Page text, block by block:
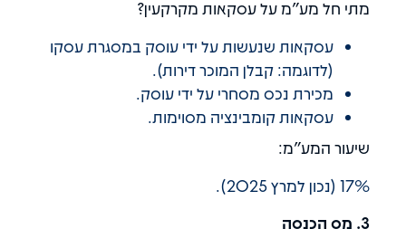
מתי חל מע"מ על עסקאות מקרקעין?
עסקאות שנעשות על ידי עוסק במסגרת עסקו
(לדוגמה: קבלן המוכר דירות).
מכירת נכס מסחרי על ידי עוסק.
עסקאות קומבינציה מסוימות.
שיעור המע"מ:
17% (נכון למרץ 2025).
3. מס הכנסה